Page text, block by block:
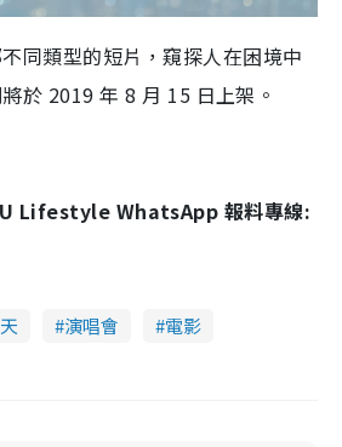
同類型的短片，窺探人在困境中
於 2019年 8 月 15 日上架。
U Lifestyle WhatsApp 報料專線:
演唱會
電影